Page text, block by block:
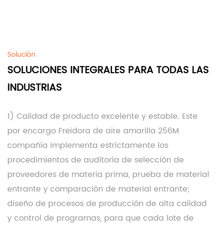
Solución
SOLUCIONES INTEGRALES PARA TODAS LAS
INDUSTRIAS
1) Calidad de producto excelente y estable. Este
por encargo Freidora de aire amarilla 256M
compañía implementa estrictamente los
procedimientos de auditoría de selección de
proveedores de materia prima, prueba de material
entrante y comparación de material entrante;
diseño de procesos de producción de alta calidad
y control de programas, para que cada lote de